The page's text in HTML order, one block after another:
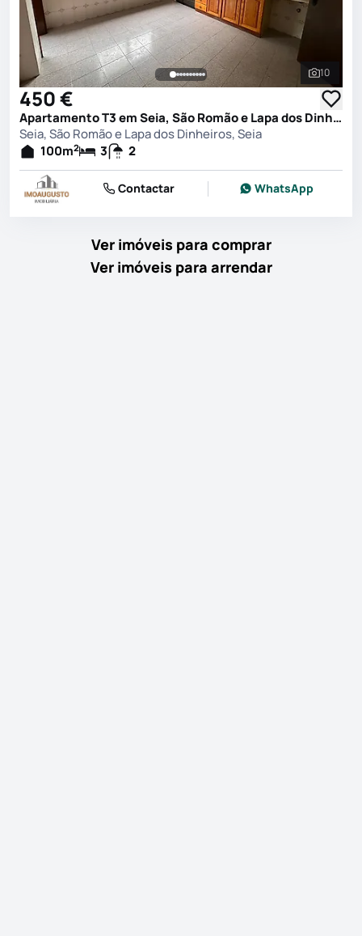
Ver
10
450 €
Apartamento T3 em Seia, São Romão e Lapa dos Dinheiros, Seia
Seia, São Romão e Lapa dos Dinheiros, Seia
100m2 3 2
Contactar WhatsApp
Ver imóveis para comprar
Ver imóveis para arrendar